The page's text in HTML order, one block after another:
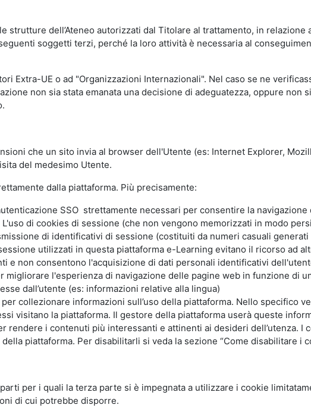
strutture dell’Ateneo autorizzati dal Titolare al trattamento, in
soggetti terzi, perché la loro attività è necessaria al
Extra-UE o ad "Organizzazioni Internazionali". Nel caso se ne
non sia stata emanata una decisione di adeguatezza, oppure
che un sito invia al browser dell'Utente (es: Internet Explorer,
del medesimo Utente.
dalla piattaforma. Più precisamente:
SSO strettamente necessari per consentire la
di cookies di sessione (che non vengono memorizzati in modo
di identificativi di sessione (costituiti da numeri casuali
utilizzati in questa piattaforma e-Learning evitano il ricorso ad
e non consentono l'acquisizione di dati personali identificativi
l'esperienza di navigazione delle pagine web in funzione di
dall’utente (es: informazioni relative alla lingua)
collezionare informazioni sull’uso della piattaforma. Nello specifico
visitano la piattaforma. Il gestore della piattaforma userà queste
rendere i contenuti più interessanti e attinenti ai desideri dell’utenza.
piattaforma. Per disabilitarli si veda la sezione “Come disabilitare i
per i quali la terza parte si è impegnata a utilizzare i cookie
di cui potrebbe disporre.